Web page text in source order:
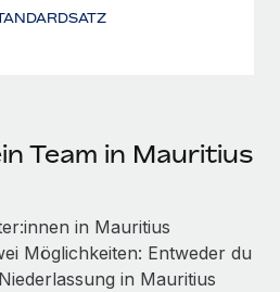
Team in Mauritius
in Mauritius
Möglichkeiten: Entweder du
in Mauritius